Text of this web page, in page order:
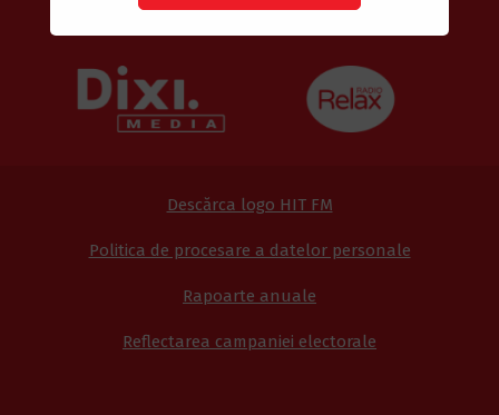
Descărca logo HIT FM
Politica de procesare a datelor personale
Rapoarte anuale
Reflectarea campaniei electorale